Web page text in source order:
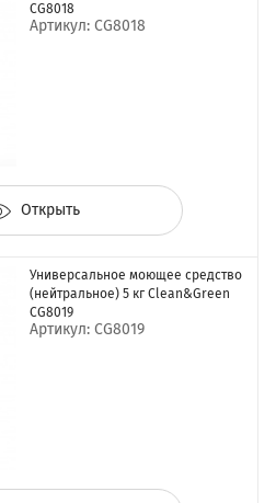
CG8018
Артикул: CG8018
Открыть
Универсальное моющее средство
(нейтральное) 5 кг Clean&Green
CG8019
Артикул: CG8019